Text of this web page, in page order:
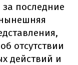
последние
отсутствии
действий и